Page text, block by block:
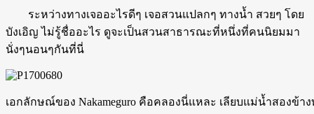
ระหว่างทางเจออะไรดีๆ เจอสวนแปลกๆ ทางน้ำ สวยๆ โดย
บังเอิญ ไม่รู้ชื่ออะไร ดูจะเป็นสวนสาธารณะที่หนึ่งที่คนนิยมมา
นั่งๆนอนๆกันที่นี่
เอกลักษณ์ของ Nakameguro คือคลองนี่แหละ เลียบแม่น้ำสองข้า